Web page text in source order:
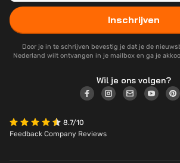
Inschrijven
Door je in te schrijven bevestig je dat je de
Nederland wilt ontvangen in je mailbox en ga je
Wil je ons volgen?
8.7/10
Feedback Company Reviews